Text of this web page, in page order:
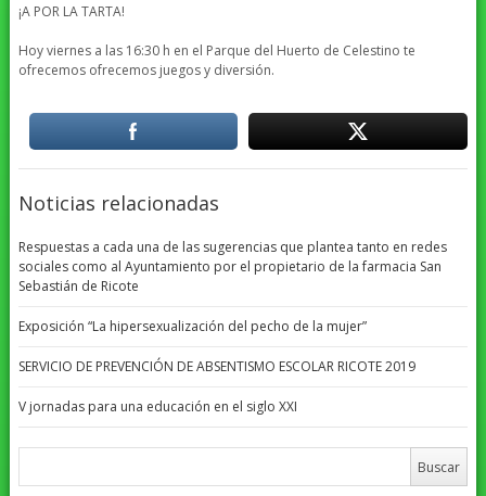
¡A POR LA TARTA!
Hoy viernes a las 16:30 h en el Parque del Huerto de Celestino te
ofrecemos ofrecemos juegos y diversión.
Noticias relacionadas
Respuestas a cada una de las sugerencias que plantea tanto en redes
sociales como al Ayuntamiento por el propietario de la farmacia San
Sebastián de Ricote
Exposición “La hipersexualización del pecho de la mujer”
SERVICIO DE PREVENCIÓN DE ABSENTISMO ESCOLAR RICOTE 2019
V jornadas para una educación en el siglo XXI